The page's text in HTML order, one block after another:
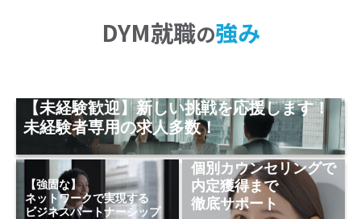
DYM就職の強み
【未経験歓迎】新しい挑戦を応援します！
未経験者専用の求人多数！
【強固な】
ネットワークで実現する
ビジネスパートナーシップ
個別カウンセリングで
内定獲得まで
徹底サポート